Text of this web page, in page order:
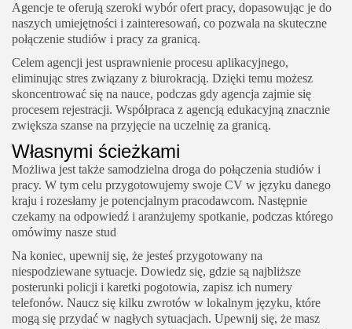
Agencje te oferują szeroki wybór ofert pracy, dopasowując je do
naszych umiejętności i zainteresowań, co pozwala na skuteczne
połączenie studiów i pracy za granicą.
Celem agencji jest usprawnienie procesu aplikacyjnego,
eliminując stres związany z biurokracją. Dzięki temu możesz
skoncentrować się na nauce, podczas gdy agencja zajmie się
procesem rejestracji. Współpraca z agencją edukacyjną znacznie
zwiększa szanse na przyjęcie na uczelnię za granicą.
Własnymi ścieżkami
Możliwa jest także samodzielna droga do połączenia studiów i
pracy. W tym celu przygotowujemy swoje CV w języku danego
kraju i rozesłamy je potencjalnym pracodawcom. Następnie
czekamy na odpowiedź i aranżujemy spotkanie, podczas którego
omówimy nasze stud
Na koniec, upewnij się, że jesteś przygotowany na
niespodziewane sytuacje. Dowiedz się, gdzie są najbliższe
posterunki policji i karetki pogotowia, zapisz ich numery
telefonów. Naucz się kilku zwrotów w lokalnym języku, które
mogą się przydać w nagłych sytuacjach. Upewnij się, że masz